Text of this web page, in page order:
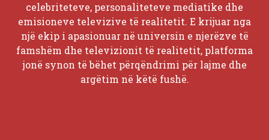
celebriteteve, personaliteteve mediatike dhe
emisioneve televizive të realitetit. E krijuar nga
një ekip i apasionuar në universin e njerëzve të
famshëm dhe televizionit të realitetit, platforma
jonë synon të bëhet përqëndrimi për lajme dhe
argëtim në këtë fushë.